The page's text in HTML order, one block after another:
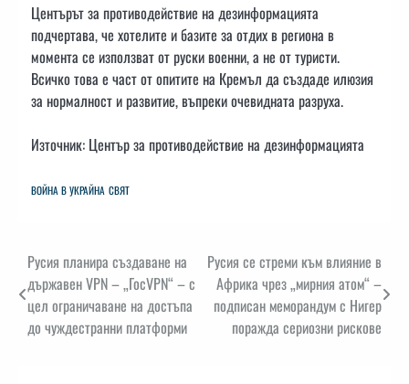
Центърът за противодействие на дезинформацията
подчертава, че хотелите и базите за отдих в региона в
момента се използват от руски военни, а не от туристи.
Всичко това е част от опитите на Кремъл да създаде илюзия
за нормалност и развитие, въпреки очевидната разруха.
Източник: Център за противодействие на дезинформацията
ВОЙНА В УКРАЙНА СВЯТ
Навигация
Русия планира създаване на
държавен VPN – „ГосVPN“ – с
цел ограничаване на достъпа
до чуждестранни платформи
Русия се стреми към влияние в
Африка чрез „мирния атом“ –
подписан меморандум с Нигер
поражда сериозни рискове